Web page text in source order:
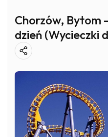
Chorzów, Bytom
dzień (Wycieczki